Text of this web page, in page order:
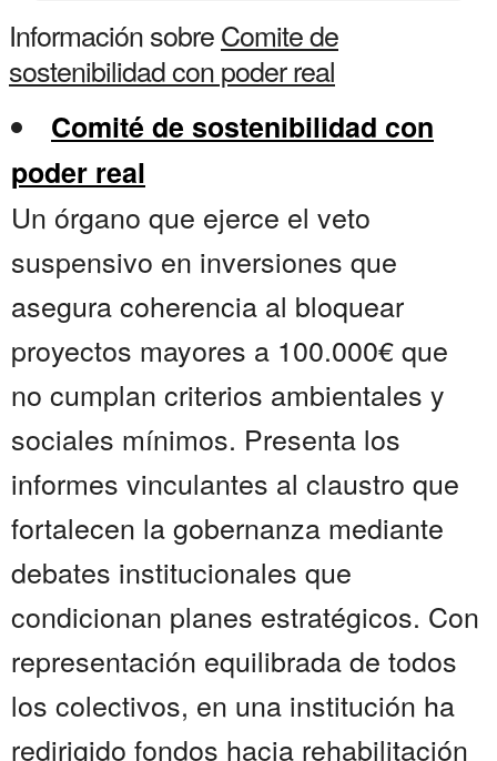
Información sobreComite de
sostenibilidad con poder real
Comité de sostenibilidad con
poder real
Un órgano que ejerce el veto
suspensivo en inversiones que
asegura coherencia al bloquear
proyectos mayores a 100.000€ que
no cumplan criterios ambientales y
sociales mínimos. Presenta los
informes vinculantes al claustro que
fortalecen la gobernanza mediante
debates institucionales que
condicionan planes estratégicos. Con
representación equilibrada de todos
los colectivos, en una institución ha
redirigido fondos hacia rehabilitación